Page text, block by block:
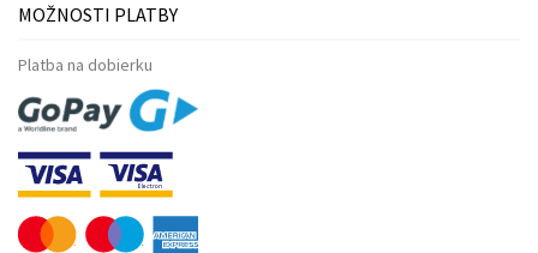
MOŽNOSTI PLATBY
Platba na dobierku